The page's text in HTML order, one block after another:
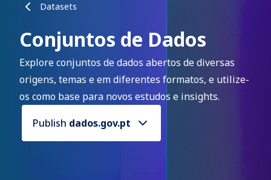
Datasets
Conjuntos de Dados
Explore conjuntos de dados abertos de diversas
origens, temas e em diferentes formatos, e utilize-
os como base para novos estudos e insights.
Publish dados.gov.pt